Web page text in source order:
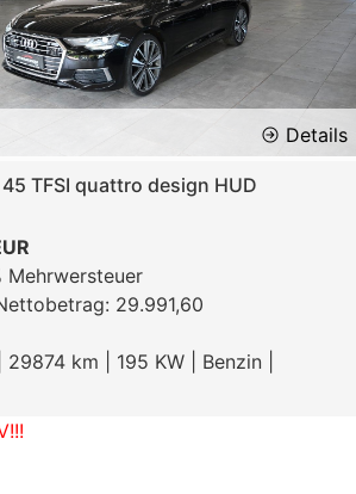
Details
TFSI quattro design HUD
Mehrwersteuer
29.991,60
29874 km | 195 KW | Benzin |